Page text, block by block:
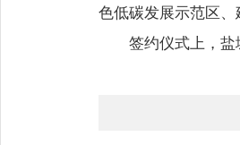
色低碳发展示范区
签约仪式上，